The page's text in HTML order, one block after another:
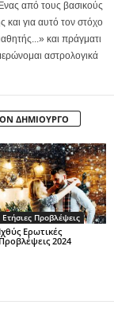
από τους βασικούς
και για αυτό τον στόχο
και πράγματι
αστρολογικά
ΔΗΜΙΟΥΡΓΟ
Ετήσιες Προβλέψεις
Ιχθύς Ερωτικές
Προβλέψεις 2024